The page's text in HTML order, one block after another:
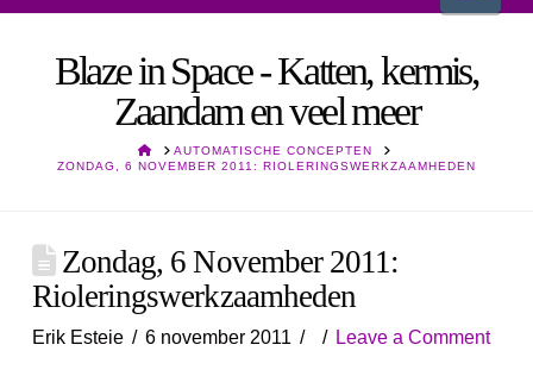
Blaze in Space - Katten, kermis,
Zaandam en veel meer
HOMEAUTOMATISCHE CONCEPTEN
ZONDAG, 6 NOVEMBER 2011: RIOLERINGSWERKZAAMHEDEN
Zondag, 6 November 2011:
Rioleringswerkzaamheden
Erik Esteie 6 november 2011 Leave a Comment